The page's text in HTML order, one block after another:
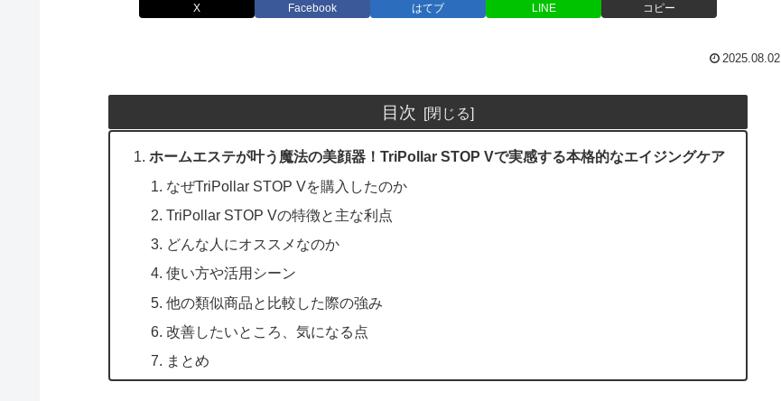
X Facebook はてブ LINE コピー
2025.08.02
目次
ホームエステが叶う魔法の美顔器！TriPollar STOP Vで実感する本格的なエイジングケア
なぜTriPollar STOP Vを購入したのか
TriPollar STOP Vの特徴と主な利点
どんな人にオススメなのか
使い方や活用シーン
他の類似商品と比較した際の強み
改善したいところ、気になる点
まとめ